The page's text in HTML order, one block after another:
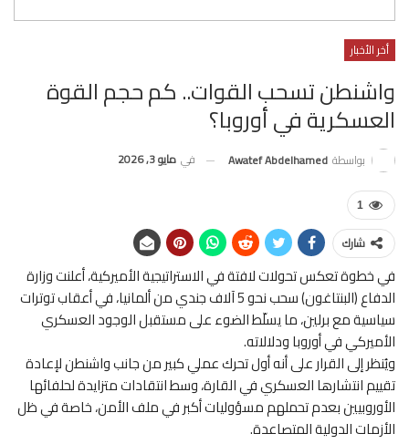
أخر الأخبار
واشنطن تسحب القوات.. كم حجم القوة
العسكرية في أوروبا؟
بواسطة Awatef Abdelhamed في مايو 3, 2026
1
شارك
في خطوة تعكس تحولات لافتة في الاستراتيجية الأميركية، أعلنت وزارة
الدفاع (البنتاغون) سحب نحو 5 آلاف جندي من ألمانيا، في أعقاب توترات
سياسية مع برلين، ما يسلّط الضوء على مستقبل الوجود العسكري
الأميركي في أوروبا ودلالاته.
ويُنظر إلى القرار على أنه أول تحرك عملي كبير من جانب واشنطن لإعادة
تقييم انتشارها العسكري في القارة، وسط انتقادات متزايدة لحلفائها
الأوروبيين بعدم تحملهم مسؤوليات أكبر في ملف الأمن، خاصة في ظل
الأزمات الدولية المتصاعدة.